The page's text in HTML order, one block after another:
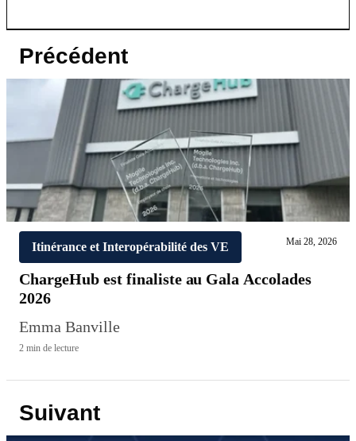
Précédent
Itinérance et Interopérabilité des VE Mai 28, 2026
ChargeHub est finaliste au Gala Accolades
2026
Emma Banville
2 min de lecture
Suivant